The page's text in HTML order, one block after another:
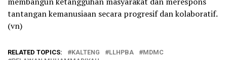
tantangan kemanusiaan secara progresif dan kolaboratif.
(vn)
RELATED TOPICS: KALTENG LLHPBA
MDMC